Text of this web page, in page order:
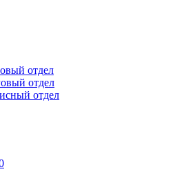
отдел
отдел
отдел